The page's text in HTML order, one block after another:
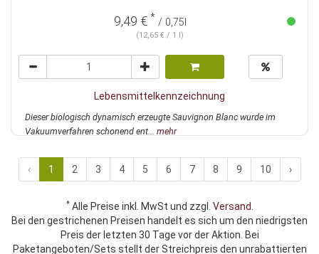
9,49 € * / 0,75l
(12,65 € / 1 l)
Lebensmittelkennzeichnung
Dieser biologisch dynamisch erzeugte Sauvignon Blanc wurde im
Vakuumverfahren schonend ent... mehr
‹ 1 2 3 4 5 6 7 8 9 10 ›
*Alle Preise inkl. MwSt und zzgl. Versand.
Bei den gestrichenen Preisen handelt es sich um den niedrigsten
Preis der letzten 30 Tage vor der Aktion. Bei
Paketangeboten/Sets stellt der Streichpreis den unrabattierten